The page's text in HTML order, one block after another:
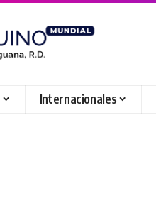
Internacionales